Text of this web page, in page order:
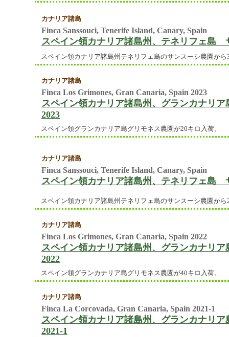
カナリア諸島
Finca Sanssouci, Tenerife Island, Canary, Spain
スペイン領カナリア諸島州、テネリフェ島
スペイン領カナリア諸島州テネリフェ島のサンスーシ農園か
カナリア諸島
Finca Los Grimones, Gran Canaria, Spain 2023
スペイン領カナリア諸島州、グランカナリ
2023
スペイン領グランカナリア島グリモネス農園が20キロ入荷。
カナリア諸島
Finca Sanssouci, Tenerife Island, Canary, Spain
スペイン領カナリア諸島州、テネリフェ島
スペイン領カナリア諸島州テネリフェ島のサンスーシ農園か
カナリア諸島
Finca Los Grimones, Gran Canaria, Spain 2022
スペイン領カナリア諸島州、グランカナリ
2022
スペイン領グランカナリア島グリモネス農園が40キロ入荷。
カナリア諸島
Finca La Corcovada, Gran Canaria, Spain 2021-1
スペイン領カナリア諸島州、グランカナリ
2021-1